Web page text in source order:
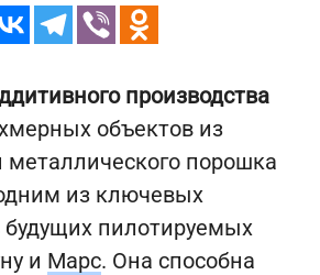
производства
объектов из
металлического порошка
из ключевых
пилотируемых
и Марс. Она способна